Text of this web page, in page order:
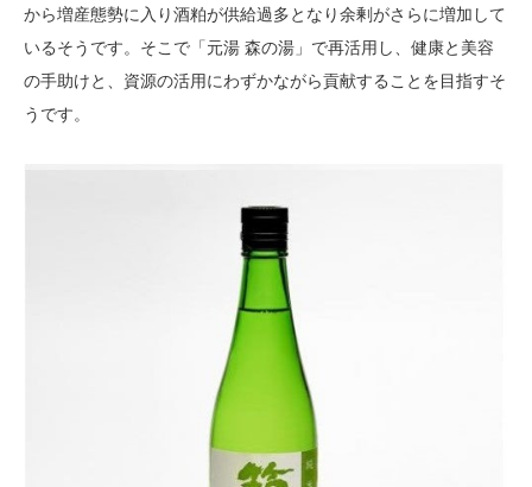
から増産態勢に入り酒粕が供給過多となり余剰がさらに増加して
いるそうです。そこで「元湯 森の湯」で再活用し、健康と美容
の手助けと、資源の活用にわずかながら貢献することを目指すそ
うです。